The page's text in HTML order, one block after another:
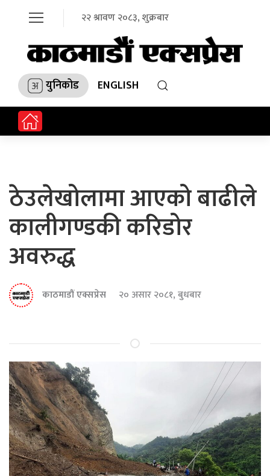
२२ श्रावण २०८३, शुक्रबार
युनिकोड ENGLISH
ठेउलेखोलामा आएको बाढीले
कालीगण्डकी करिडोर
अवरुद्ध
काठमाडौं एक्सप्रेस २० असार २०८१, बुधबार